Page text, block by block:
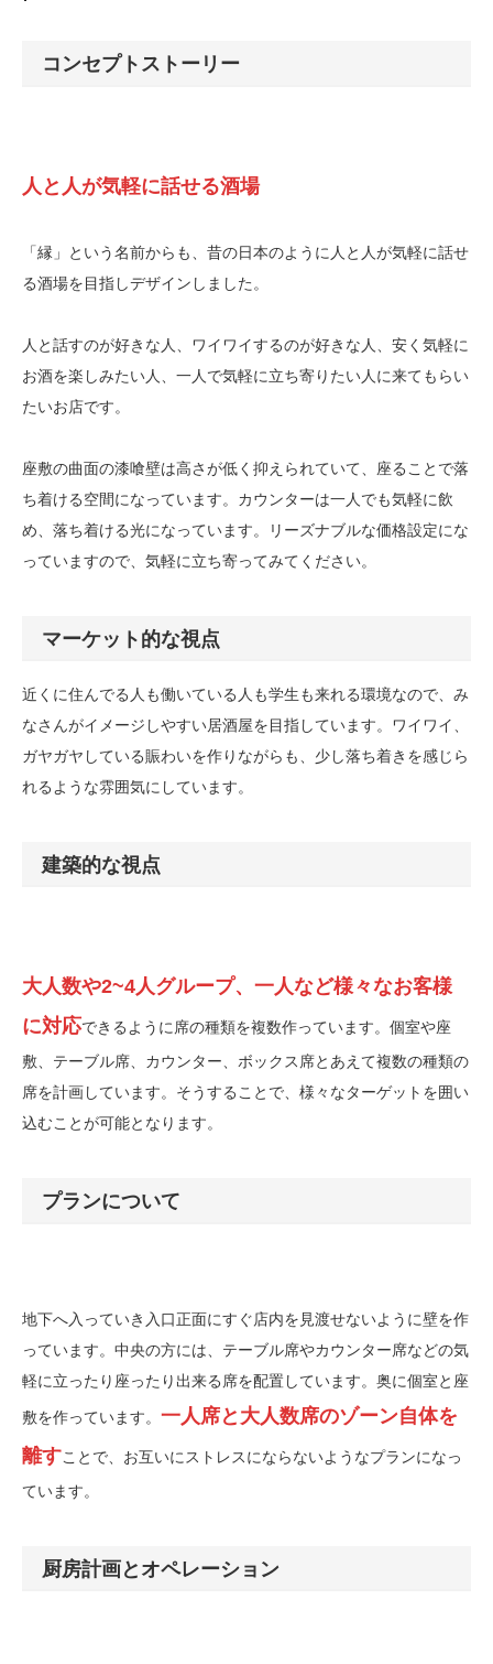
コンセプトストーリー
人と人が気軽に話せる酒場
「縁」という名前からも、昔の日本のように人と人が気軽に話せ
る酒場を目指しデザインしました。
人と話すのが好きな人、ワイワイするのが好きな人、安く気軽に
お酒を楽しみたい人、一人で気軽に立ち寄りたい人に来てもらい
たいお店です。
座敷の曲面の漆喰壁は高さが低く抑えられていて、座ることで落
ち着ける空間になっています。カウンターは一人でも気軽に飲
め、落ち着ける光になっています。リーズナブルな価格設定にな
っていますので、気軽に立ち寄ってみてください。
マーケット的な視点
近くに住んでる人も働いている人も学生も来れる環境なので、み
なさんがイメージしやすい居酒屋を目指しています。ワイワイ、
ガヤガヤしている賑わいを作りながらも、少し落ち着きを感じら
れるような雰囲気にしています。
建築的な視点
大人数や2~4人グループ、一人など様々なお客様
に対応できるように席の種類を複数作っています。個室や座
敷、テーブル席、カウンター、ボックス席とあえて複数の種類の
席を計画しています。そうすることで、様々なターゲットを囲い
込むことが可能となります。
プランについて
地下へ入っていき入口正面にすぐ店内を見渡せないように壁を作
っています。中央の方には、テーブル席やカウンター席などの気
軽に立ったり座ったり出来る席を配置しています。奥に個室と座
敷を作っています。 一人席と大人数席のゾーン自体を
離すことで、お互いにストレスにならないようなプランになっ
ています。
厨房計画とオペレーション